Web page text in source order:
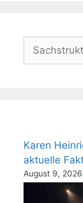
Karen
aktuelle
August 9, 2026